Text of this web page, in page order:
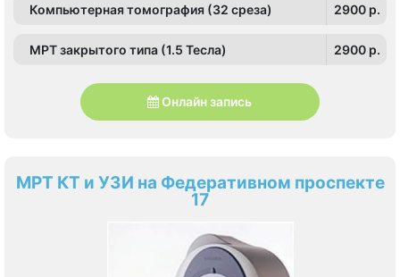
Компьютерная томография (32 среза) 2900 p.
МРТ закрытого типа (1.5 Тесла) 2900 p.
Онлайн запись
МРТ КТ и УЗИ на Федеративном проспекте
17